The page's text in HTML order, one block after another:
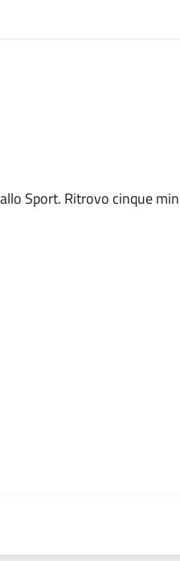
Sport. Ritrovo cinque